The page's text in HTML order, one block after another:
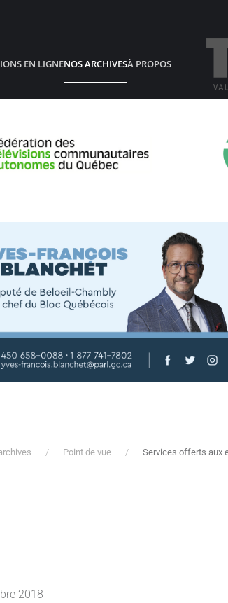
EN LIGNENOS ARCHIVESÀ PROPOS
Point de vue Services offerts aux
2018